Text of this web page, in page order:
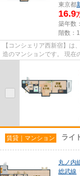
東京都
16.9
築年数
階数：
【コンシェリア西新宿】は
造のマンションです。 現在の空室確認は電話またはメールにてお問い合わせくだ
賃貸｜マンション ライ
丸ノ内
総武線